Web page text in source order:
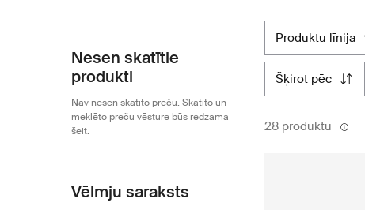
Nesen skatītie
produkti
Nav nesen skatīto preču. Skatīto un
meklēto preču vēsture būs redzama
šeit.
Vēlmju saraksts
sertificētām
piešķirtu
Ziemeļvalstu
produktu līnija
šķirot pēc
28 produktu